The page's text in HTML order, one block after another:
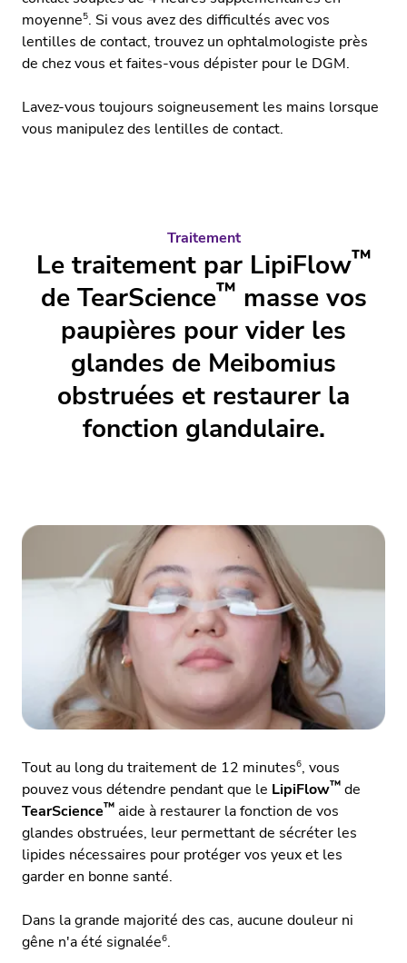
moyenne5. Si vous avez des difficultés avec vos
lentilles de contact, trouvez un ophtalmologiste près
de chez vous et faites-vous dépister pour le DGM.
Lavez-vous toujours soigneusement les mains lorsque
vous manipulez des lentilles de contact.
Traitement
Le traitement par LipiFlow™
de TearScience™ masse vos
paupières pour vider les
glandes de Meibomius
obstruées et restaurer la
fonction glandulaire.
Tout au long du traitement de 12 minutes6, vous
pouvez vous détendre pendant que le LipiFlow™ de
TearScience™ aide à restaurer la fonction de vos
glandes obstruées, leur permettant de sécréter les
lipides nécessaires pour protéger vos yeux et les
garder en bonne santé.
Dans la grande majorité des cas, aucune douleur ni
gêne n'a été signalée6.